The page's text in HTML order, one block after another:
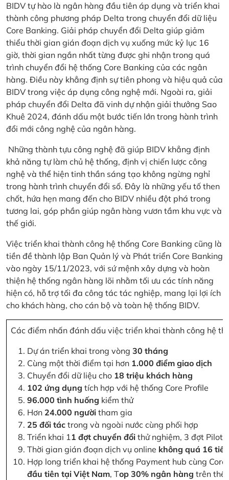
BIDV tự hào là ngân hàng đầu tiên áp dụng và triển khai
thành công phương pháp Delta trong chuyển đổi dữ liệu
Core Banking. Giải pháp chuyển đổi Delta giúp giảm
thiểu thời gian gián đoạn dịch vụ xuống mức kỷ lục 16
giờ, thời gian ngắn nhất từng được ghi nhận trong quá
trình chuyển đổi hệ thống Core Banking của các ngân
hàng. Điều này khẳng định sự tiên phong và hiệu quả của
BIDV trong việc áp dụng công nghệ mới. Ngoài ra, giải
pháp chuyển đổi Delta đã vinh dự nhận giải thưởng Sao
Khuê 2024, đánh dấu một bước tiến lớn trong hành trình
đổi mới công nghệ của ngân hàng.
Những thành tựu công nghệ đã giúp BIDV khẳng định
khả năng tự làm chủ hệ thống, định vị chiến lược công
nghệ và thể hiện tinh thần sáng tạo không ngừng nghỉ
trong hành trình chuyển đổi số. Đây là những yếu tố then
chốt, hứa hẹn mang đến cho BIDV nhiều đột phá trong
tương lai, góp phần giúp ngân hàng vươn tầm khu vực và
thế giới.
Việc triển khai thành công hệ thống Core Banking cũng là
tiền đề thành lập Ban Quản lý và Phát triển Core Banking
vào ngày 15/11/2023, với sứ mệnh xây dựng và hoàn
thiện hệ thống ngân hàng lõi nhằm tối ưu các tính năng
hiện có, hỗ trợ tối đa công tác tác nghiệp, mang lại lợi ích
cho khách hàng, cho cán bộ và toàn hệ thống BIDV.
Các điểm nhấn đánh dấu việc triển khai thành công hệ
Dự án triển khai trong vòng 30 tháng
Cùng một thời điểm tại hơn 1.000 điểm giao dịch
Chuyển đổi dữ liệu cho 18 triệu khách hàng
102 ứng dụng tích hợp với hệ thống Core Profile
96.000 tình huống kiểm thử
Hơn 24.000 người tham gia
25 đối tác trong và ngoài nước cùng phối hợp
Triển khai 11 đợt chuyển đổi thử nghiệm, 3 đợt Pilot
Thời gian gián đoạn dịch vụ online không quá 16
Hợp long triển khai hệ thống Payment hub cùng
đầu tiên tại Việt Nam, Top 30% ngân hàng trên thế